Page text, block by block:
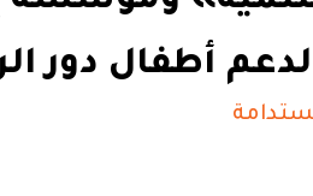
أطفال دور